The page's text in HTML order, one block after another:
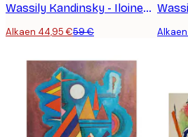
Wassily Kandinsky - Iloinen Nousu Kanvaasi
Alkaen 44,95 €59 €